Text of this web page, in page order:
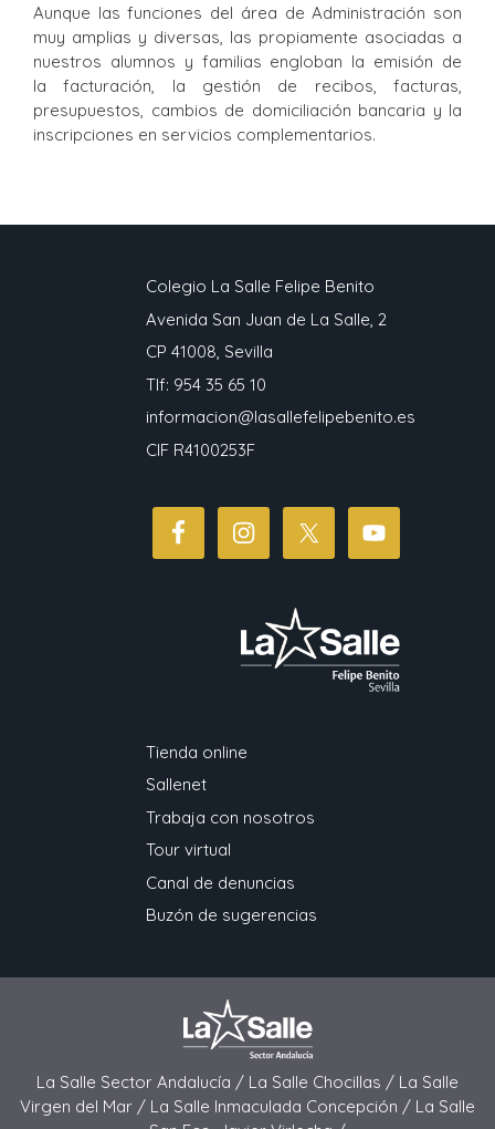
Aunque las funciones del área de Administración son
muy amplias y diversas, las propiamente asociadas a
nuestros alumnos y familias engloban la emisión de
la facturación, la gestión de recibos, facturas,
presupuestos, cambios de domiciliación bancaria y la
inscripciones en servicios complementarios.
Colegio La Salle Felipe Benito
Avenida San Juan de La Salle, 2
CP 41008, Sevilla
Tlf: 954 35 65 10
informacion@lasallefelipebenito.es
CIF R4100253F
Tienda online
Sallenet
Trabaja con nosotros
Tour virtual
Canal de denuncias
Buzón de sugerencias
La Salle Sector Andalucía / La Salle Chocillas / La Salle
Virgen del Mar / La Salle Inmaculada Concepción / La Salle